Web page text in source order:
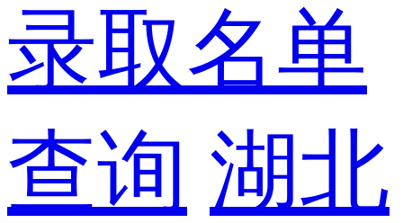
录取名单
查询 湖北